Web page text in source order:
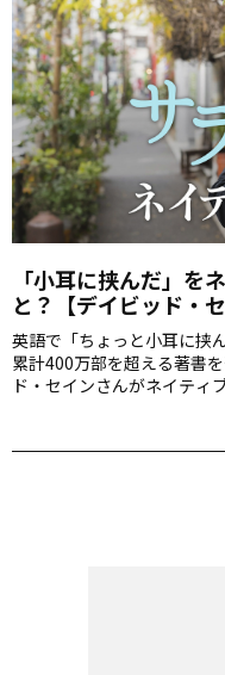
「小耳に挟んだ」を
と？【デイビッド・セ
英語で「ちょっと小耳に挟
累計400万部を超える著書
ド・セインさんがネイティ